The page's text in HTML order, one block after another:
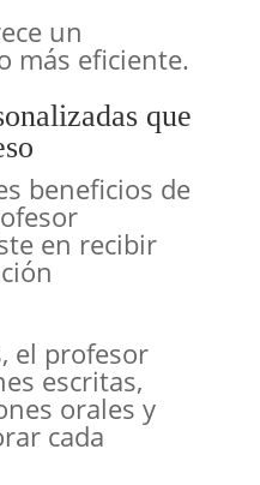
un
más eficiente.
que
beneficios de
en recibir
el profesor
escritas,
orales y
cada